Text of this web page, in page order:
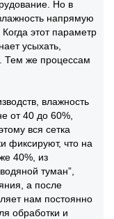
Но в
напрямую
этот параметр
усыхать,
Тем же процессам
влажность
от 40 до 60%,
вся сетка
фиксируют, что на
40%, из
туман”,
а после
нам постоянно
обработки и